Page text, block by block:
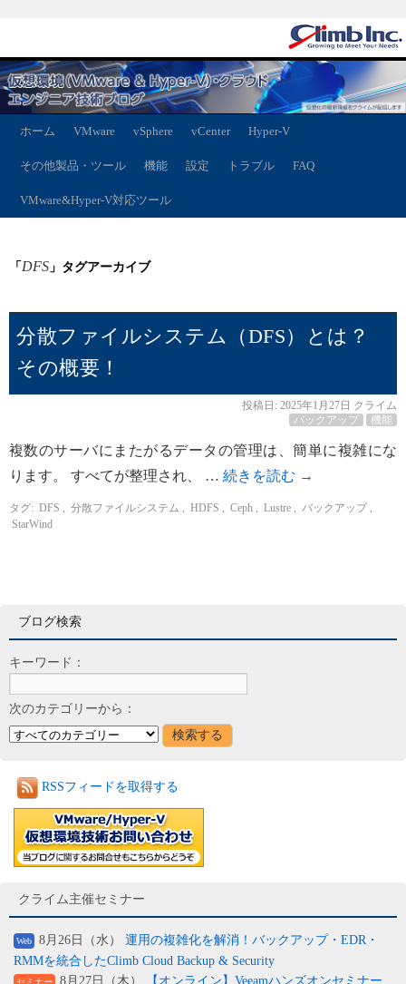
ホーム VMware vSphere vCenter Hyper-V
その他製品・ツール 機能 設定 トラブル FAQ
VMware&Hyper-V対応ツール
「DFS 」タグアーカイブ
分散ファイルシステム（DFS）とは？
その概要！
投稿日: 2025年1月27日 クライム
バックアップ
機能
複数のサーバにまたがるデータの管理は、簡単に複雑にな
ります。 すべてが整理され、 … 続きを読む →
タグ: DFS 分散ファイルシステム HDFS Ceph Lustre バックアップ
StarWind
ブログ検索
キーワード：
次のカテゴリーから：
RSSフィードを取得する
クライム主催セミナー
Web 8月26日（水） 運用の複雑化を解消！バックアップ・EDR・
RMMを統合したClimb Cloud Backup & Security
8月27日（木）
【オンライン】Veeamハンズオンセミナー